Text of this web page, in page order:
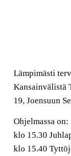
Lämpimästi
Kansainvälistä
19, Joensuun
Ohjelmassa on:
klo 15.30
klo 15.40